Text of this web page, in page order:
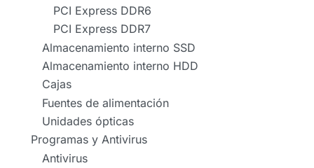
PCI Express DDR6
PCI Express DDR7
Almacenamiento interno SSD
Almacenamiento interno HDD
Cajas
Fuentes de alimentación
Unidades ópticas
Programas y Antivirus
Antivirus